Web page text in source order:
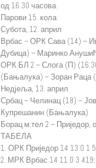
од 16.30 часова.
Парови 15. кола:
Субота, 12. април
Врбас – ОРК Сава (14) –
Дубица) – Маринко
ОРК БЛ 2 – Слога (П)
(Бањалука) – Зоран Раца
Недјеља, 13. април
Србац – Челинац (18) –
Купрешанин (Бањалука)
Борац м:тел 2 – Приједор,
ТАБЕЛА
1. ОРК Приједор 14 13 0 1
2. МРК Врбас 14 11 0 3